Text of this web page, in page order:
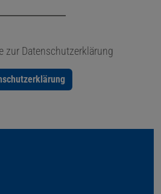
zur Datenschutzerklärung